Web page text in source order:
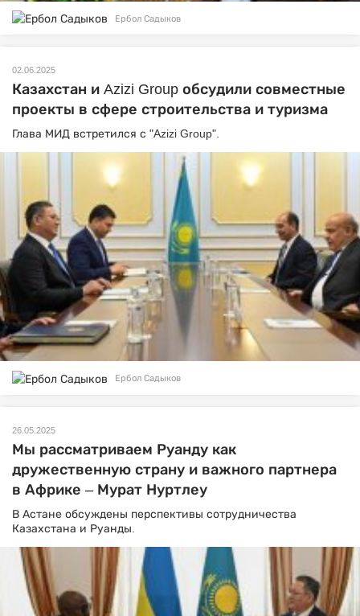
Ербол Садыков
02.06.2025
Казахстан и Azizi Group обсудили совместные
проекты в сфере строительства и туризма
Глава МИД встретился с "Azizi Group".
Ербол Садыков
26.05.2025
Мы рассматриваем Руанду как
дружественную страну и важного партнера
в Африке – Мурат Нуртлеу
В Астане обсуждены перспективы сотрудничества
Казахстана и Руанды.